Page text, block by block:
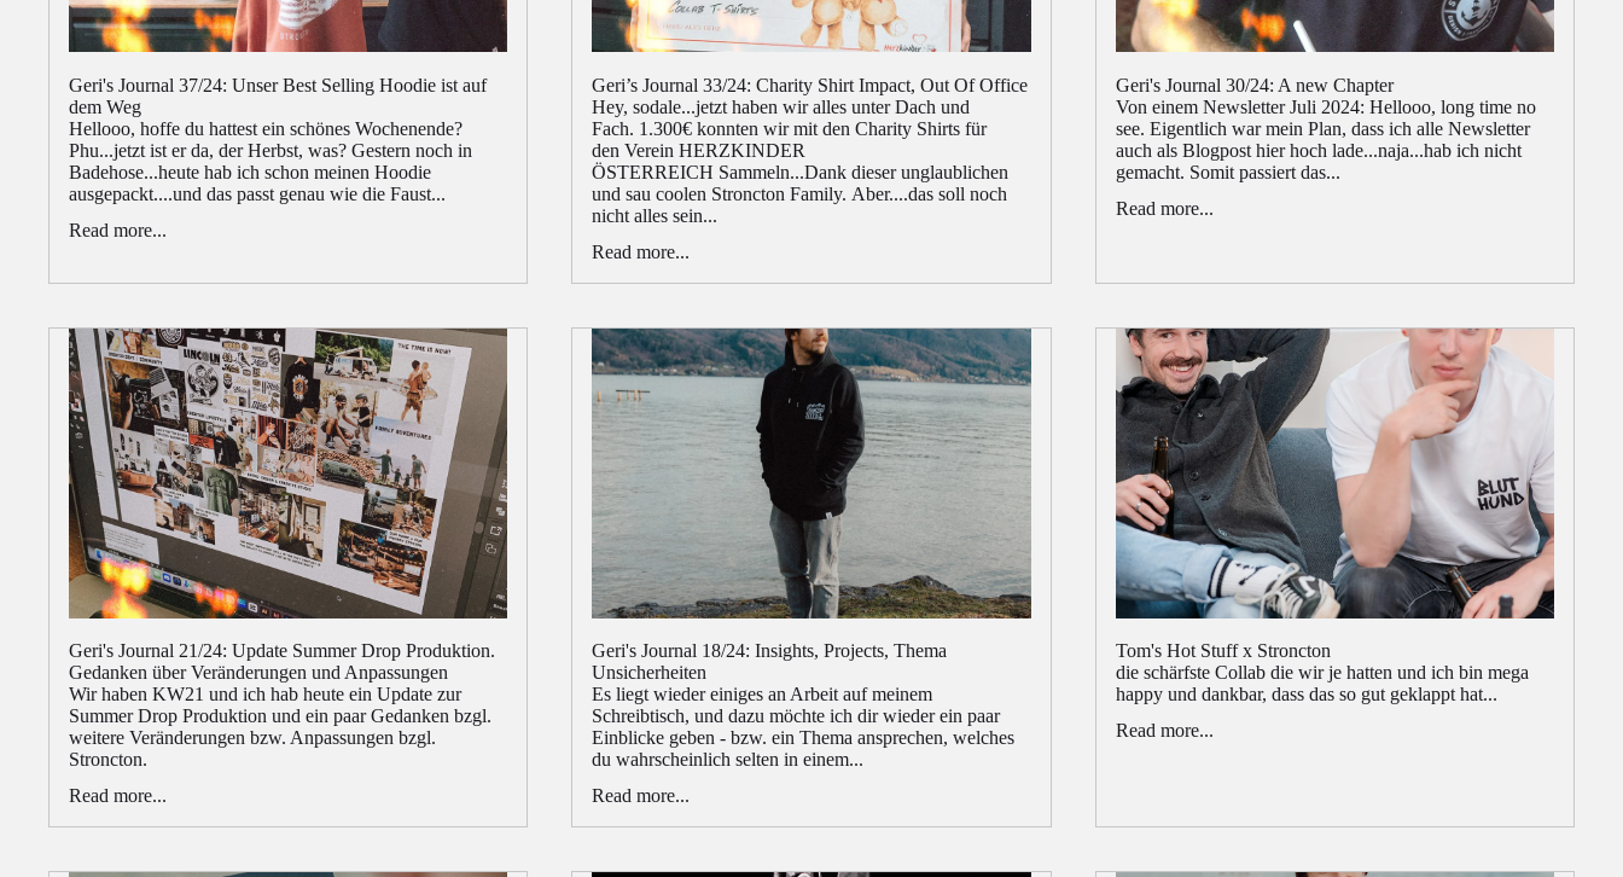
Geri's Journal 37/24: Unser Best Selling Hoodie ist auf
dem Weg
Hellooo, hoffe du hattest ein schönes Wochenende?
Phu...jetzt ist er da, der Herbst, was? Gestern noch in
Badehose...heute hab ich schon meinen Hoodie
ausgepackt....und das passt genau wie die Faust...
Read more...
Geri’s Journal 33/24: Charity Shirt Impact, Out Of Office
Hey, sodale...jetzt haben wir alles unter Dach und
Fach. 1.300€ konnten wir mit den Charity Shirts für
den Verein HERZKINDER
ÖSTERREICH Sammeln...Dank dieser unglaublichen
und sau coolen Stroncton Family. Aber....das soll noch
nicht alles sein...
Read more...
Geri's Journal 30/24: A new Chapter
Von einem Newsletter Juli 2024: Hellooo, long time no
see. Eigentlich war mein Plan, dass ich alle Newsletter
auch als Blogpost hier hoch lade...naja...hab ich nicht
gemacht. Somit passiert das...
Read more...
Geri's Journal 21/24: Update Summer Drop Produktion.
Gedanken über Veränderungen und Anpassungen
Wir haben KW21 und ich hab heute ein Update zur
Summer Drop Produktion und ein paar Gedanken bzgl.
weitere Veränderungen bzw. Anpassungen bzgl.
Stroncton.
Read more...
Geri's Journal 18/24: Insights, Projects, Thema
Unsicherheiten
Es liegt wieder einiges an Arbeit auf meinem
Schreibtisch, und dazu möchte ich dir wieder ein paar
Einblicke geben - bzw. ein Thema ansprechen, welches
du wahrscheinlich selten in einem...
Read more...
Tom's Hot Stuff x Stroncton
die schärfste Collab die wir je hatten und ich bin mega
happy und dankbar, dass das so gut geklappt hat...
Read more...